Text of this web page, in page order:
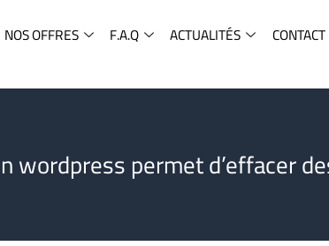
NOS OFFRES F.A.Q ACTUALITÉS CONTACT
wordpress permet d’effacer